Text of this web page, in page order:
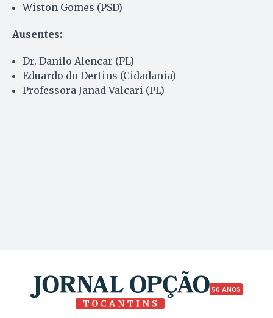
Wiston Gomes (PSD)
Ausentes:
Dr. Danilo Alencar (PL)
Eduardo do Dertins (Cidadania)
Professora Janad Valcari (PL)
50 ANOS